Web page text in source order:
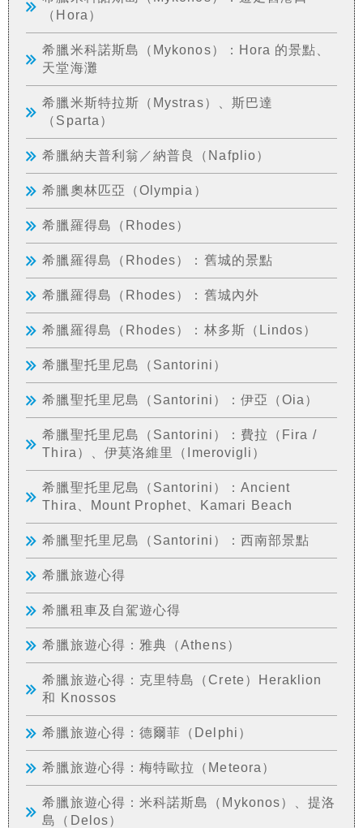
（Hora）
希臘米科諾斯島（Mykonos）：Hora 的景點、
天堂海灘
希臘米斯特拉斯（Mystras）、斯巴達
（Sparta）
希臘納夫普利翁／納普良（Nafplio）
希臘奧林匹亞（Olympia）
希臘羅得島（Rhodes）
希臘羅得島（Rhodes）：舊城的景點
希臘羅得島（Rhodes）：舊城內外
希臘羅得島（Rhodes）：林多斯（Lindos）
希臘聖托里尼島（Santorini）
希臘聖托里尼島（Santorini）：伊亞（Oia）
希臘聖托里尼島（Santorini）：費拉（Fira /
Thira）、伊莫洛維里（Imerovigli）
希臘聖托里尼島（Santorini）：Ancient
Thira、Mount Prophet、Kamari Beach
希臘聖托里尼島（Santorini）：西南部景點
希臘旅遊心得
希臘租車及自駕遊心得
希臘旅遊心得：雅典（Athens）
希臘旅遊心得：克里特島（Crete）Heraklion
和 Knossos
希臘旅遊心得：德爾菲（Delphi）
希臘旅遊心得：梅特歐拉（Meteora）
希臘旅遊心得：米科諾斯島（Mykonos）、提洛
島（Delos）